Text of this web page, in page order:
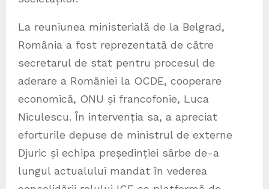
La reuniunea ministerială de la Belgrad,
România a fost reprezentată de către
secretarul de stat pentru procesul de
aderare a României la OCDE, cooperare
economică, ONU și francofonie, Luca
Niculescu. În intervenția sa, a apreciat
eforturile depuse de ministrul de externe
Djuric și echipa președinției sârbe de-a
lungul actualului mandat în vederea